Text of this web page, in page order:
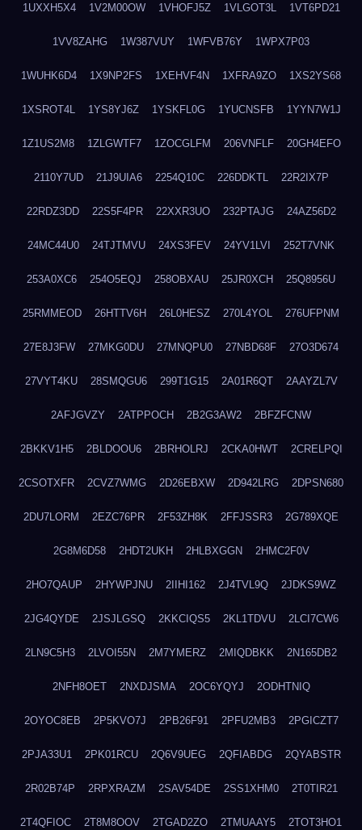
1UXXH5X4 1V2M00OW 1VHOFJ5Z 1VLGOT3L 1VT6PD21
1VV8ZAHG 1W387VUY 1WFVB76Y 1WPX7P03
1WUHK6D4 1X9NP2FS 1XEHVF4N 1XFRA9ZO 1XS2YS68
1XSROT4L 1YS8YJ6Z 1YSKFL0G 1YUCNSFB 1YYN7W1J
1Z1US2M8 1ZLGWTF7 1ZOCGLFM 206VNFLF 20GH4EFO
2110Y7UD 21J9UIA6 2254Q10C 226DDKTL 22R2IX7P
22RDZ3DD 22S5F4PR 22XXR3UO 232PTAJG 24AZ56D2
24MC44U0 24TJTMVU 24XS3FEV 24YV1LVI 252T7VNK
253A0XC6 254O5EQJ 258OBXAU 25JR0XCH 25Q8956U
25RMMEOD 26HTTV6H 26L0HESZ 270L4YOL 276UFPNM
27E8J3FW 27MKG0DU 27MNQPU0 27NBD68F 27O3D674
27VYT4KU 28SMQGU6 299T1G15 2A01R6QT 2AAYZL7V
2AFJGVZY 2ATPPOCH 2B2G3AW2 2BFZFCNW
2BKKV1H5 2BLDOOU6 2BRHOLRJ 2CKA0HWT 2CRELPQI
2CSOTXFR 2CVZ7WMG 2D26EBXW 2D942LRG 2DPSN680
2DU7LORM 2EZC76PR 2F53ZH8K 2FFJSSR3 2G789XQE
2G8M6D58 2HDT2UKH 2HLBXGGN 2HMC2F0V
2HO7QAUP 2HYWPJNU 2IIHI162 2J4TVL9Q 2JDKS9WZ
2JG4QYDE 2JSJLGSQ 2KKCIQS5 2KL1TDVU 2LCI7CW6
2LN9C5H3 2LVOI55N 2M7YMERZ 2MIQDBKK 2N165DB2
2NFH8OET 2NXDJSMA 2OC6YQYJ 2ODHTNIQ
2OYOC8EB 2P5KVO7J 2PB26F91 2PFU2MB3 2PGICZT7
2PJA33U1 2PK01RCU 2Q6V9UEG 2QFIABDG 2QYABSTR
2R02B74P 2RPXRAZM 2SAV54DE 2SS1XHM0 2T0TIR21
2T4QFIOC 2T8M8OOV 2TGAD2ZO 2TMUAAY5 2TOT3HO1